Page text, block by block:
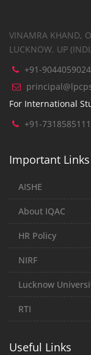
VINAMRA KHAND,
LUCKNOW. UP
+91-
For International
+91-7318585111
Important Links
AISHE
About IQAC
HR Policy
NIRF
Lucknow
RTI
Useful Links